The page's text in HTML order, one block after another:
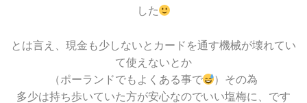
した
とは言え、現金も少しないとカードを通す機械が壊れてい
て使えないとか
（ポーランドでもよくある事で
）その為
多少は持ち歩いていた方が安心なのでいい塩梅に、です